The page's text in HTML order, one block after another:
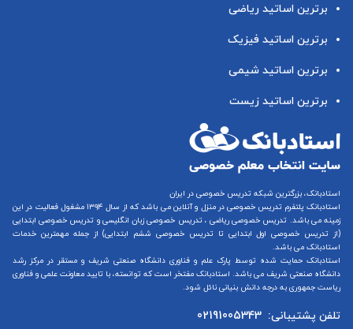
برترین اساتید ریاضی
برترین اساتید فیزیک
برترین اساتید شیمی
برترین اساتید زیست
استادبانک، بزرگترین شبکه تدریس خصوصی در ایران
استادبانک پلتفرم تدریس خصوصی در منزل و آنلاین
می باشد که از سال ۱۳۹۴ مشغول فعالیت در این
زمینه می باشد. تدریس خصوصی ریاضی ، تدریس خصوصی زبان انگلیسیو تدریس خصوصی ابتدایی
(از تدریس خصوصی اول ابتدایی تا تدریس خصوصی ششم ابتدایی) از جمله مهمترین خدمات
استادبانک می باشد.
استادبانک حمایت شده توسط پارک علم و فناوری دانشگاه صنعتی شریف و مستقر در مرکز رشد
دانشگاه صنعتی شریف می باشد. استادبانک مفتخر است که توانسته، با تایید معاونت علمی و فناوری
ریاست جمهوری به درجه دانش بنیانی نائل شود.
تلفن پشتیبانی: 02191005343